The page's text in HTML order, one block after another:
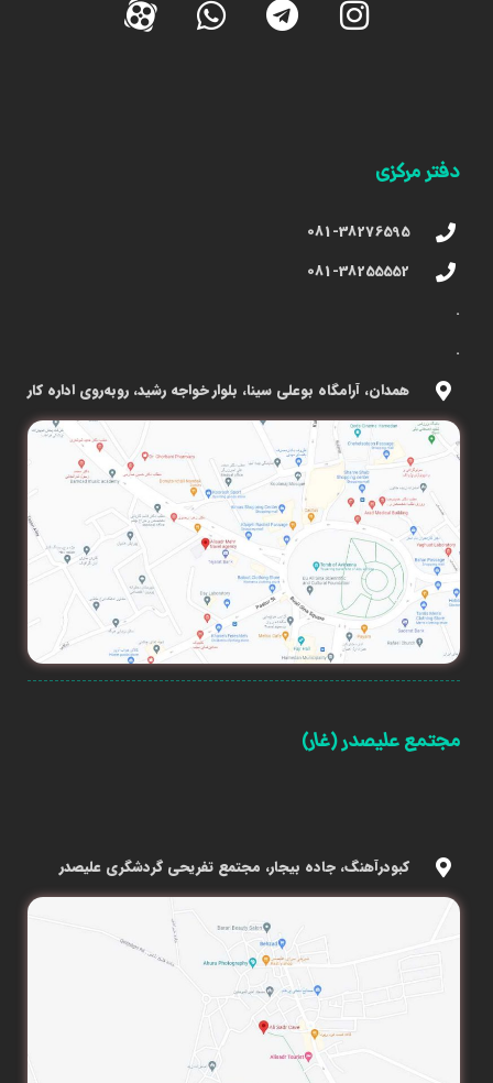
دفتر مرکزی
081-38276595
081-38255552
.
.
همدان، آرامگاه بوعلی سینا، بلوار خواجه رشید، روبه‌روی اداره کار
مجتمع علیصدر (غار)
کبودرآهنگ، جاده بیجار، مجتمع تفریحی گردشگری علیصدر